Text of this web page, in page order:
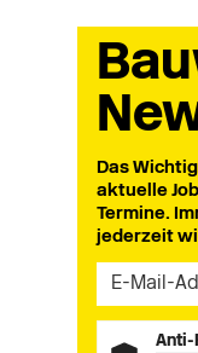
Das
aktuelle
Termine.
jederzeit
Anti-